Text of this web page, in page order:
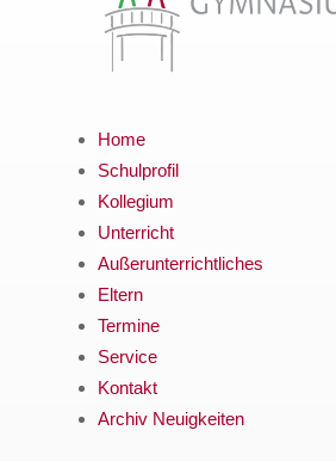
Home
Schulprofil
Kollegium
Unterricht
Außerunterrichtliches
Eltern
Termine
Service
Kontakt
Archiv Neuigkeiten